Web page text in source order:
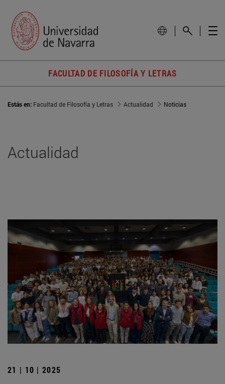
FACULTAD DE FILOSOFÍA Y LETRAS
Estás en: Facultad de Filosofía y Letras Actualidad Noticias
Actualidad
21 | 10 | 2025